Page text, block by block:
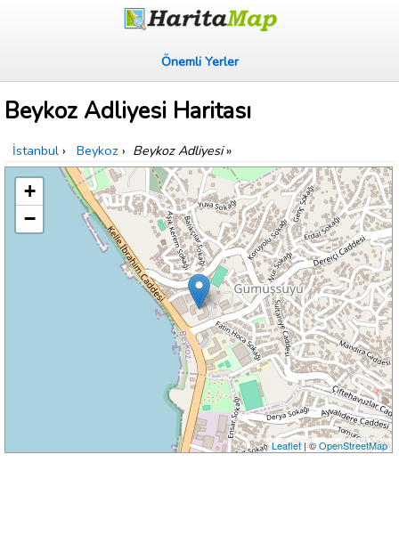
Önemli Yerler
Beykoz Adliyesi Haritası
İstanbul › Beykoz › Beykoz Adliyesi»
+
−
Leaflet| ©OpenStreetMap